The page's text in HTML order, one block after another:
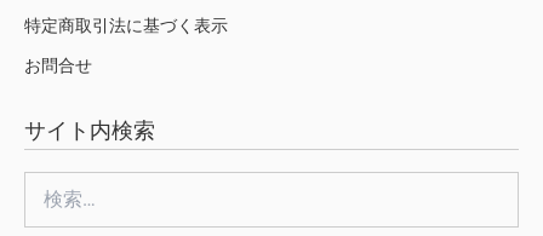
特定商取引法に基づく表示
お問合せ
サイト内検索
索: